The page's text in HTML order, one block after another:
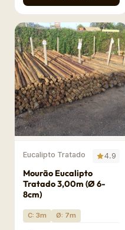
Eucalipto Tratado 4.9
Mourão Eucalipto
Tratado 3,00m (Ø 6-
8cm)
C: 3m Ø: 7m